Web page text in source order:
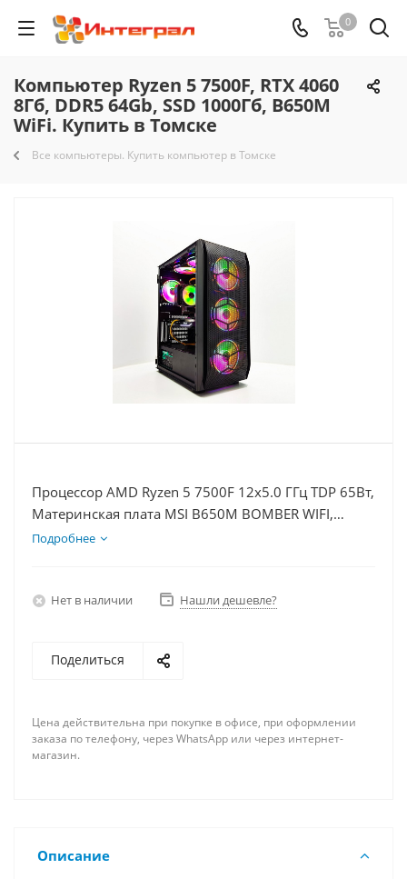
0
Компьютер Ryzen 5 7500F, RTX 4060
8Гб, DDR5 64Gb, SSD 1000Гб, B650M
WiFi. Купить в Томске
Все компьютеры. Купить компьютер в Томске
Процессор AMD Ryzen 5 7500F 12x5.0 ГГц TDP 65Вт,
Материнская плата MSI B650M BOMBER WIFI,
Видеокарта RTX 4060 8Гб, Память DDR5 64Gb,
Подробнее
Нет в наличии Нашли дешевле?
Поделиться
Цена действительна при покупке в офисе, при оформлении
заказа по телефону, через WhatsApp или через интернет-
магазин.
Описание